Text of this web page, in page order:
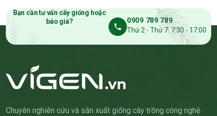
Bạn cần tư vấn cây giống hoặc
báo giá?
0909 789 789
Thứ 2 - Thứ 7: 7:30 - 17:00
Chuyên nghiên cứu và sản xuất giống cây trồng công nghệ